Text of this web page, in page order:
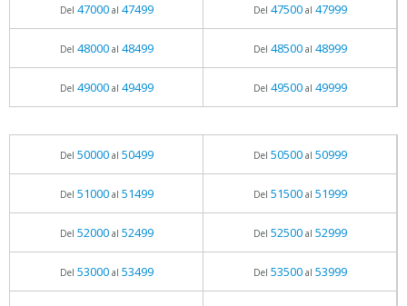
Del 47000al 47499 Del 47500al 47999
Del 48000al 48499 Del 48500al 48999
Del 49000al 49499 Del 49500al 49999
Del 50000al 50499 Del 50500al 50999
Del 51000al 51499 Del 51500al 51999
Del 52000al 52499 Del 52500al 52999
Del 53000al 53499 Del 53500al 53999